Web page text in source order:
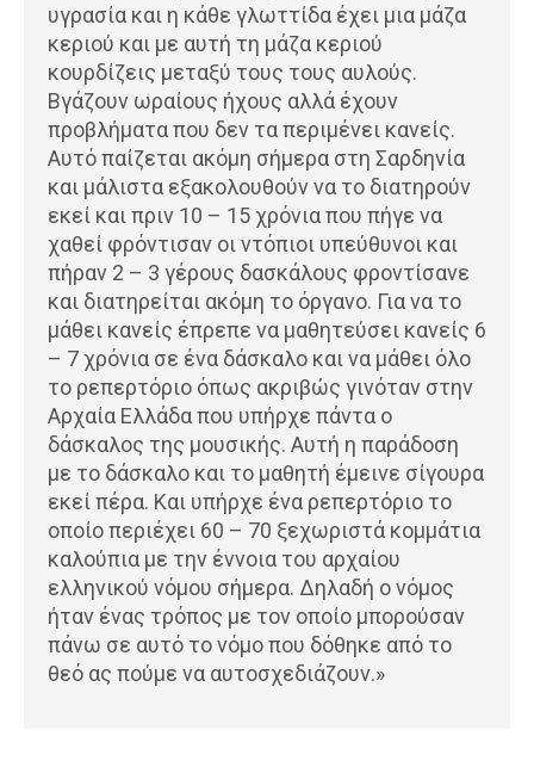
υγρασία και η κάθε γλωττίδα έχει μια μάζα
κεριού και με αυτή τη μάζα κεριού
κουρδίζεις μεταξύ τους τους αυλούς.
Βγάζουν ωραίους ήχους αλλά έχουν
προβλήματα που δεν τα περιμένει κανείς.
Αυτό παίζεται ακόμη σήμερα στη Σαρδηνία
και μάλιστα εξακολουθούν να το διατηρούν
εκεί και πριν 10 – 15 χρόνια που πήγε να
χαθεί φρόντισαν οι ντόπιοι υπεύθυνοι και
πήραν 2 – 3 γέρους δασκάλους φροντίσανε
και διατηρείται ακόμη το όργανο. Για να το
μάθει κανείς έπρεπε να μαθητεύσει κανείς 6
– 7 χρόνια σε ένα δάσκαλο και να μάθει όλο
το ρεπερτόριο όπως ακριβώς γινόταν στην
Αρχαία Ελλάδα που υπήρχε πάντα ο
δάσκαλος της μουσικής. Αυτή η παράδοση
με το δάσκαλο και το μαθητή έμεινε σίγουρα
εκεί πέρα. Και υπήρχε ένα ρεπερτόριο το
οποίο περιέχει 60 – 70 ξεχωριστά κομμάτια
καλούπια με την έννοια του αρχαίου
ελληνικού νόμου σήμερα. Δηλαδή ο νόμος
ήταν ένας τρόπος με τον οποίο μπορούσαν
πάνω σε αυτό το νόμο που δόθηκε από το
θεό ας πούμε να αυτοσχεδιάζουν.»